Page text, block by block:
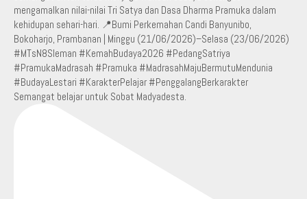
Semangat belajar untuk Sobat Madyadesta.